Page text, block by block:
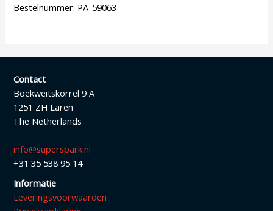
Bestelnummer: PA-59063
Contact
Boekweitskorrel 9 A
1251 ZH Laren
The Netherlands
info@superspark.nl
+31 35 538 95 14
Informatie
Leveringsvoorwaarden